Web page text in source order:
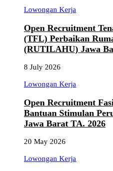
Lowongan Kerja
Open Recruitment
(TFL) Perbaikan
(RUTILAHU) Jawa
8 July 2026
Lowongan Kerja
Open Recruitment
Bantuan Stimulan
Jawa Barat TA. 2026
20 May 2026
Lowongan Kerja